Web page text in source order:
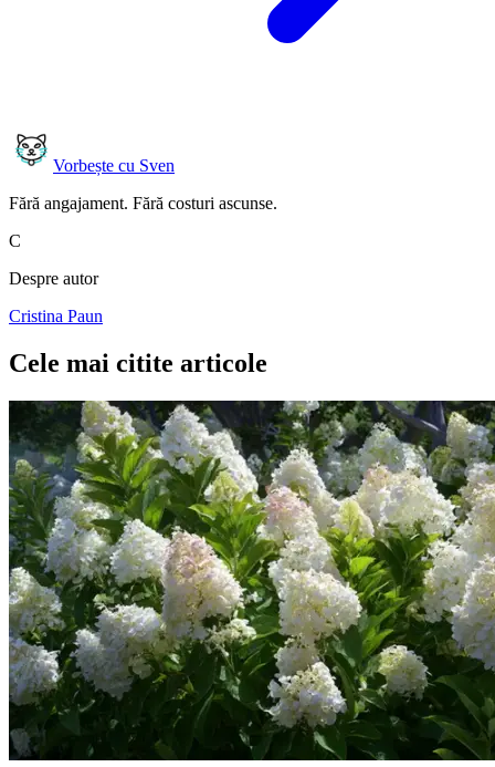
Vorbește cu Sven
Fără angajament. Fără costuri ascunse.
C
Despre autor
Cristina Paun
Cele mai citite articole